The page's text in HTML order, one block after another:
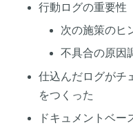
行動ログの重要性
次の施策のヒ
不具合の原因
仕込んだログがチ
をつくった
ドキュメントベー